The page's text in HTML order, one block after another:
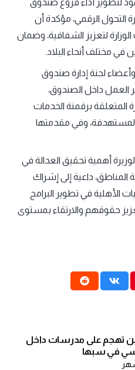
التحول الرقمي، مؤكدة أن
لتعزيز الشفافية، وضمان
مختلف أنحاء البلاد.
لجنة إدارة صندوق
العمل داخل الصندوق،
المتعلقة برقمنة الخدمات
وفي مقدمتها
أهمية تحقيق العدالة في
المناطق، داعية إلى إشراك
الأهلية في تطوير البرامج
حقوقهم والارتقاء بمستوى
تهجم على مدرسات داخل
في سبها